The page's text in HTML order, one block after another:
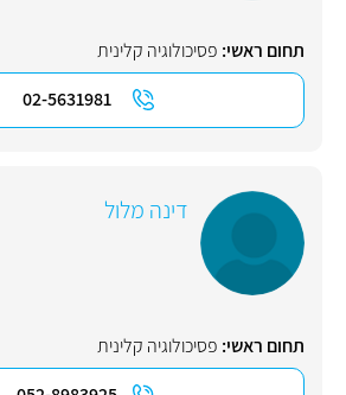
תחום ראשי: פסיכולוגיה קלינית
02-5631981
דינה מלול
תחום ראשי: פסיכולוגיה קלינית